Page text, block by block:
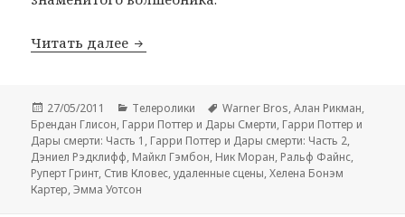
Читать далее Телеролик «Гарри Поттер и Дары
Опубликовано
27/05/2011 Рубрики
Телеролики Метки
Warner Bros,Алан Рикман,
Брендан Глисон, Гарри Поттер и Дары Смерти, Гарри Поттер и
Дары смерти: Часть 1 , Гарри Поттер и Дары смерти: Часть 2,
Дэниел Рэдклифф, Майкл Гэмбон, Ник Моран, Ральф Файнс,
Руперт Гринт, Стив Кловес,удаленные сцены,Хелена Бонэм
Картер,Эмма Уотсон